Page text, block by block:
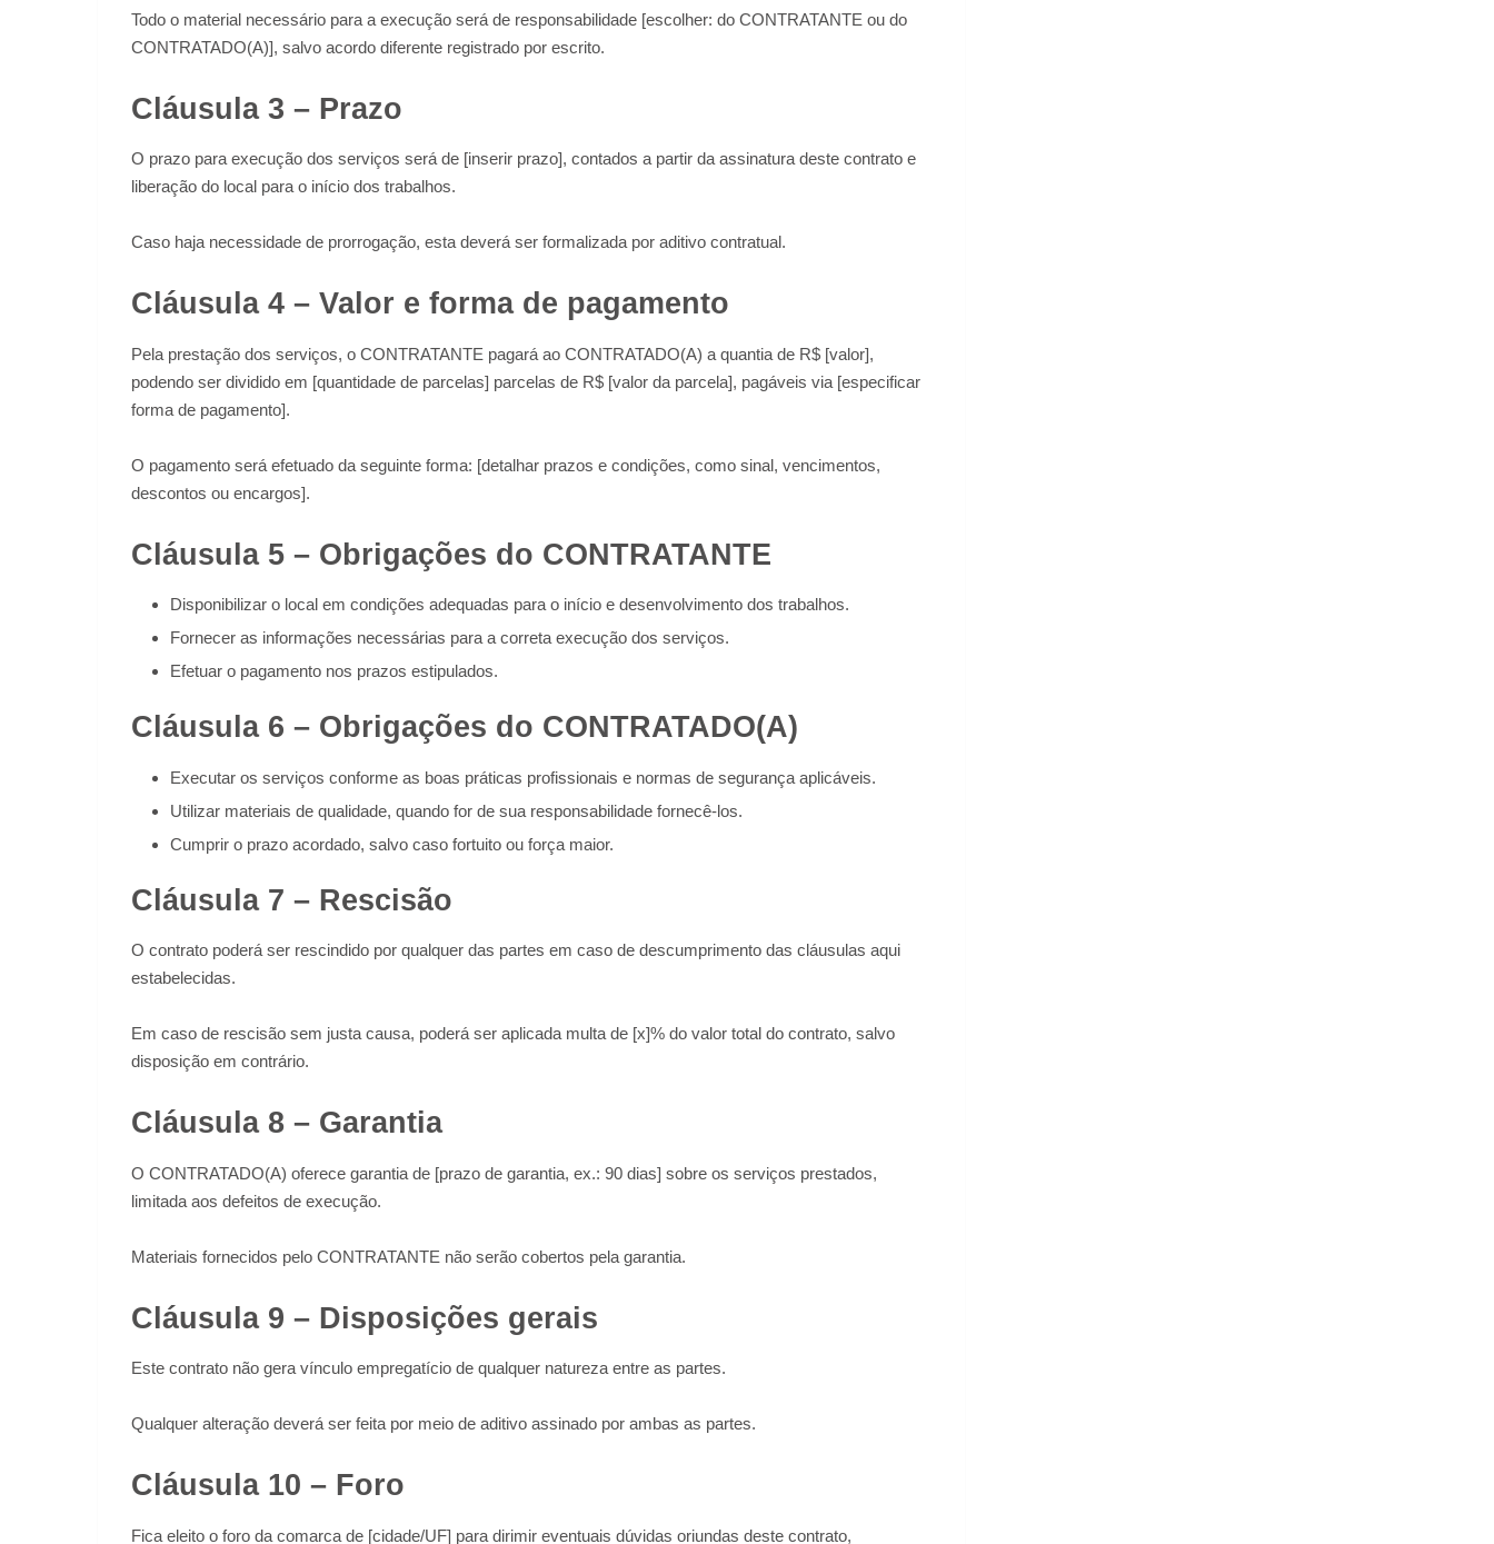
Todo o material necessário para a execução será de responsabilidade [escolher: do CONTRATANTE ou do
CONTRATADO(A)], salvo acordo diferente registrado por escrito.
Cláusula 3 – Prazo
O prazo para execução dos serviços será de [inserir prazo], contados a partir da assinatura deste contrato e
liberação do local para o início dos trabalhos.
Caso haja necessidade de prorrogação, esta deverá ser formalizada por aditivo contratual.
Cláusula 4 – Valor e forma de pagamento
Pela prestação dos serviços, o CONTRATANTE pagará ao CONTRATADO(A) a quantia de R$ [valor],
podendo ser dividido em [quantidade de parcelas] parcelas de R$ [valor da parcela], pagáveis via [especificar
forma de pagamento].
O pagamento será efetuado da seguinte forma: [detalhar prazos e condições, como sinal, vencimentos,
descontos ou encargos].
Cláusula 5 – Obrigações do CONTRATANTE
Disponibilizar o local em condições adequadas para o início e desenvolvimento dos trabalhos.
Fornecer as informações necessárias para a correta execução dos serviços.
Efetuar o pagamento nos prazos estipulados.
Cláusula 6 – Obrigações do CONTRATADO(A)
Executar os serviços conforme as boas práticas profissionais e normas de segurança aplicáveis.
Utilizar materiais de qualidade, quando for de sua responsabilidade fornecê-los.
Cumprir o prazo acordado, salvo caso fortuito ou força maior.
Cláusula 7 – Rescisão
O contrato poderá ser rescindido por qualquer das partes em caso de descumprimento das cláusulas aqui
estabelecidas.
Em caso de rescisão sem justa causa, poderá ser aplicada multa de [x]% do valor total do contrato, salvo
disposição em contrário.
Cláusula 8 – Garantia
O CONTRATADO(A) oferece garantia de [prazo de garantia, ex.: 90 dias] sobre os serviços prestados,
limitada aos defeitos de execução.
Materiais fornecidos pelo CONTRATANTE não serão cobertos pela garantia.
Cláusula 9 – Disposições gerais
Este contrato não gera vínculo empregatício de qualquer natureza entre as partes.
Qualquer alteração deverá ser feita por meio de aditivo assinado por ambas as partes.
Cláusula 10 – Foro
Fica eleito o foro da comarca de [cidade/UF] para dirimir eventuais dúvidas oriundas deste contrato,